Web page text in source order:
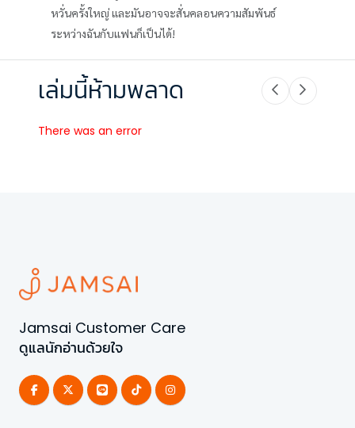
หวั่นครั้งใหญ่ และมันอาจจะสั่นคลอนความสัมพันธ์
ระหว่างฉันกับแฟนก็เป็นได้!
เล่มนี้ห้ามพลาด
There was an error
Jamsai Customer Care
ดูแลนักอ่านด้วยใจ